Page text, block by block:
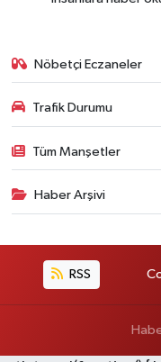
Nöbetçi Eczaneler
Trafik Durumu
Tüm Manşetler
Haber Arşivi
RSS